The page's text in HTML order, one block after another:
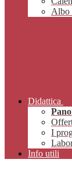
Albo
Didattica
I
Info utili